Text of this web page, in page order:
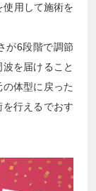
使用して施術を
が6段階で調節
を届けること
体型に戻った
行えるでおす